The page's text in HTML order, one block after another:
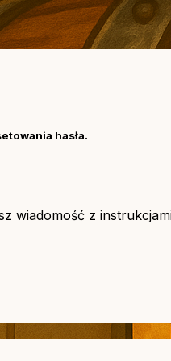
hasła.
wiadomość z